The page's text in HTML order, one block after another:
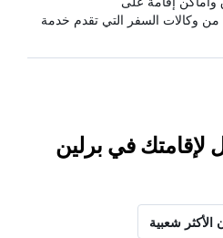
HotelsCombined من وكالات السفر التي تقدم خدمة
لإقامتك في برلين
الأكثر شعبية